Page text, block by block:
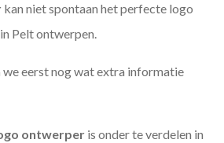
kan niet spontaan het perfecte logo
Pelt ontwerpen.
we eerst nog wat extra informatie
ontwerper is onder te verdelen in